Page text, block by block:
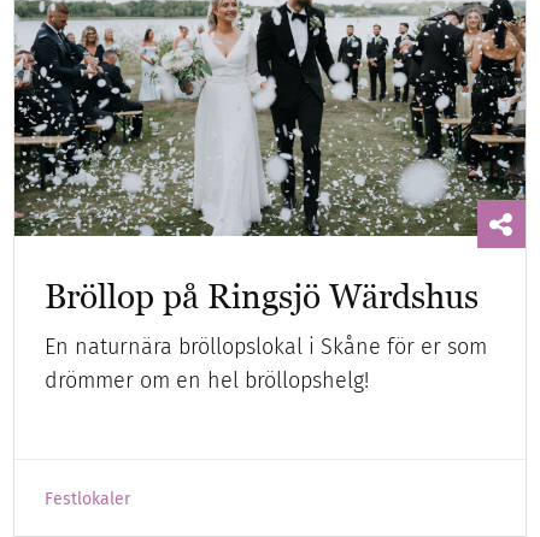
Bröllop på Ringsjö Wärdshus
En naturnära bröllopslokal i Skåne för er som
drömmer om en hel bröllopshelg!
Festlokaler